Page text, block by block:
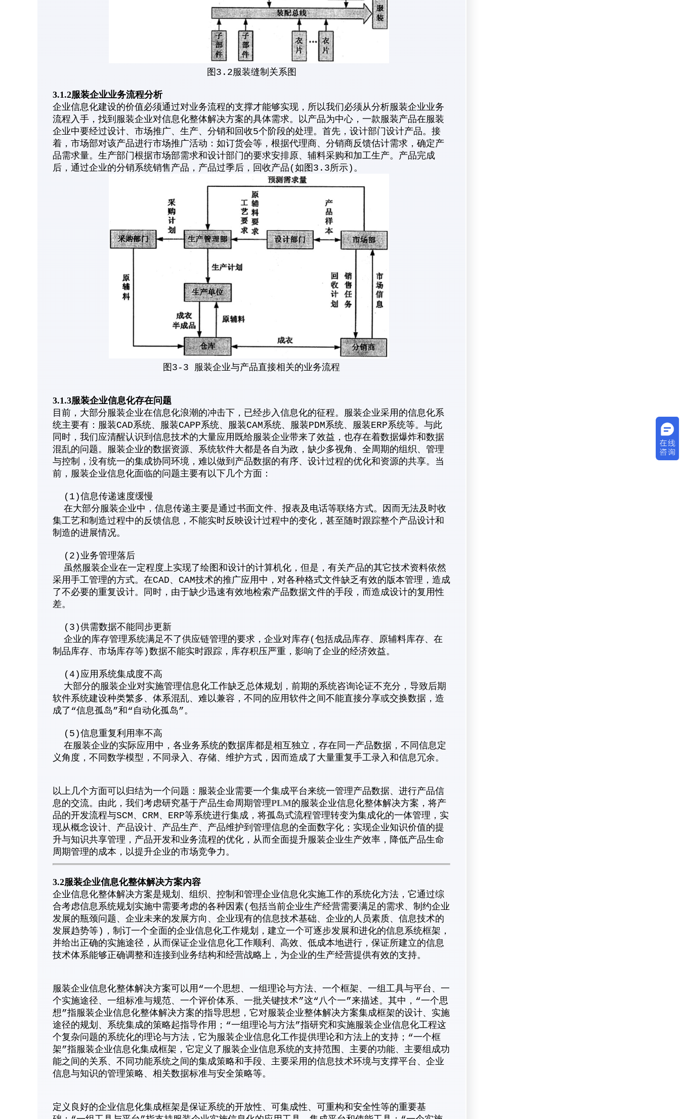
图3.2服装缝制关系图
3.1.2服装企业业务流程分析
企业信息化建设的价值必须通过对业务流程的支撑才能够实现，所以我们必须从分析服装企业业务
流程入手，找到服装企业对信息化整体解决方案的具体需求。以产品为中心，一款服装产品在服装
企业中要经过设计、市场推广、生产、分销和回收5个阶段的处理。首先，设计部门设计产品。接
着，市场部对该产品进行市场推广活动：如订货会等，根据代理商、分销商反馈估计需求，确定产
品需求量。生产部门根据市场部需求和设计部门的要求安排原、辅料采购和加工生产。产品完成
后，通过企业的分销系统销售产品，产品过季后，回收产品(如图3.3所示)。
图3-3 服装企业与产品直接相关的业务流程
3.1.3服装企业信息化存在问题
目前，大部分服装企业在信息化浪潮的冲击下，已经步入信息化的征程。服装企业采用的信息化系
统主要有：服装CAD系统、服装CAPP系统、服装CAM系统、服装PDM系统、服装ERP系统等。与此
同时，我们应清醒认识到信息技术的大量应用既给服装企业带来了效益，也存在着数据爆炸和数据
混乱的问题。服装企业的数据资源、系统软件大都是各自为政，缺少多视角、全周期的组织、管理
与控制，没有统一的集成协同环境，难以做到产品数据的有序、设计过程的优化和资源的共享。当
前，服装企业信息化面临的问题主要有以下几个方面：
(1)信息传递速度缓慢
在大部分服装企业中，信息传递主要是通过书面文件、报表及电话等联络方式。因而无法及时收
集工艺和制造过程中的反馈信息，不能实时反映设计过程中的变化，甚至随时跟踪整个产品设计和
制造的进展情况。
(2)业务管理落后
虽然服装企业在一定程度上实现了绘图和设计的计算机化，但是，有关产品的其它技术资料依然
采用手工管理的方式。在CAD、CAM技术的推广应用中，对各种格式文件缺乏有效的版本管理，造成
了不必要的重复设计。同时，由于缺少迅速有效地检索产品数据文件的手段，而造成设计的复用性
差。
(3)供需数据不能同步更新
企业的库存管理系统满足不了供应链管理的要求，企业对库存(包括成品库存、原辅料库存、在
制品库存、市场库存等)数据不能实时跟踪，库存积压严重，影响了企业的经济效益。
(4)应用系统集成度不高
大部分的服装企业对实施管理信息化工作缺乏总体规划，前期的系统咨询论证不充分，导致后期
软件系统建设种类繁多、体系混乱、难以兼容，不同的应用软件之间不能直接分享或交换数据，造
成了“信息孤岛”和“自动化孤岛”。
(5)信息重复利用率不高
在服装企业的实际应用中，各业务系统的数据库都是相互独立，存在同一产品数据，不同信息定
义角度，不同数学模型，不同录入、存储、维护方式，因而造成了大量重复手工录入和信息冗余。
以上几个方面可以归结为一个问题：服装企业需要一个集成平台来统一管理产品数据、进行产品信
息的交流。由此，我们考虑研究基于产品生命周期管理PLM的服装企业信息化整体解决方案，将产
品的开发流程与SCM、CRM、ERP等系统进行集成，将孤岛式流程管理转变为集成化的一体管理，实
现从概念设计、产品设计、产品生产、产品维护到管理信息的全面数字化；实现企业知识价值的提
升与知识共享管理，产品开发和业务流程的优化，从而全面提升服装企业生产效率，降低产品生命
周期管理的成本，以提升企业的市场竞争力。
3.2服装企业信息化整体解决方案内容
企业信息化整体解决方案是规划、组织、控制和管理企业信息化实施工作的系统化方法，它通过综
合考虑信息系统规划实施中需要考虑的各种因素(包括当前企业生产经营需要满足的需求、制约企业
发展的瓶颈问题、企业未来的发展方向、企业现有的信息技术基础、企业的人员素质、信息技术的
发展趋势等)，制订一个全面的企业信息化工作规划，建立一个可逐步发展和进化的信息系统框架，
并给出正确的实施途径，从而保证企业信息化工作顺利、高效、低成本地进行，保证所建立的信息
技术体系能够正确调整和连接到业务结构和经营战略上，为企业的生产经营提供有效的支持。
服装企业信息化整体解决方案可以用“一个思想、一组理论与方法、一个框架、一组工具与平台、一
个实施途径、一组标准与规范、一个评价体系、一批关键技术”这“八个一”来描述。其中，“一个思
想”指服装企业信息化整体解决方案的指导思想，它对服装企业整体解决方案集成框架的设计、实施
途径的规划、系统集成的策略起指导作用；“一组理论与方法”指研究和实施服装企业信息化工程这
个复杂问题的系统化的理论与方法，它为服装企业信息化工作提供理论和方法上的支持；“一个框
架”指服装企业信息化集成框架，它定义了服装企业信息系统的支持范围、主要的功能、主要组成功
能之间的关系、不同功能系统之间的集成策略和手段、主要采用的信息技术环境与支撑平台、企业
信息与知识的管理策略、相关数据标准与安全策略等。
定义良好的企业信息化集成框架是保证系统的开放性、可集成性、可重构和安全性等的重要基